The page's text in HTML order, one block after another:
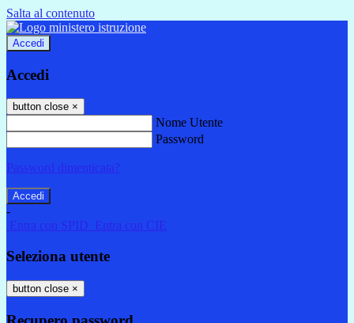
Salta al contenuto
Accedi
Accedi
button close ×
Nome Utente
Password
Password dimenticata?
-
Entra con SPID
Entra con CIE
Seleziona utente
button close ×